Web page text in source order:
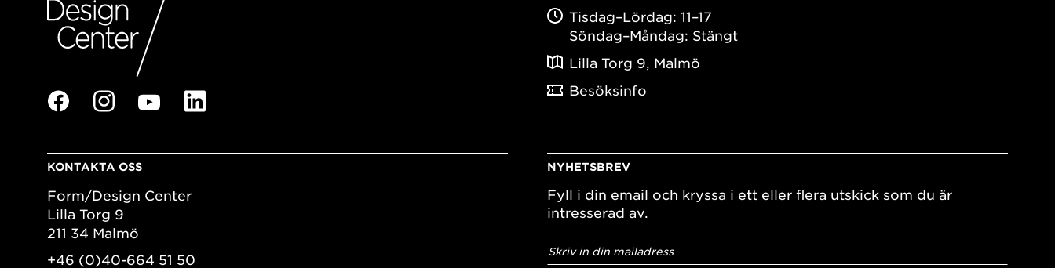
Tisdag–Lördag: 11–17
Söndag–Måndag: Stängt
Lilla Torg 9, Malmö
Besöksinfo
KONTAKTA OSS
Form/Design Center
Lilla Torg 9
211 34 Malmö
+46 (0)40-664 51 50
NYHETSBREV
Fyll i din email och kryssa i ett eller flera utskick som du är
intresserad av.
postadress*